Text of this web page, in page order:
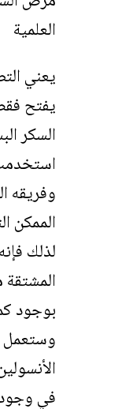
يعني
يفتح
السكر
وفريقه
الممكن
لذلك
بوجود
وستعمل
في